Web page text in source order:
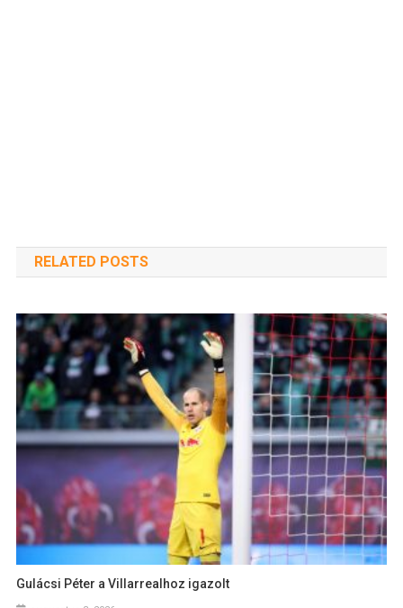
RELATED POSTS
Gulácsi Péter a Villarrealhoz igazolt